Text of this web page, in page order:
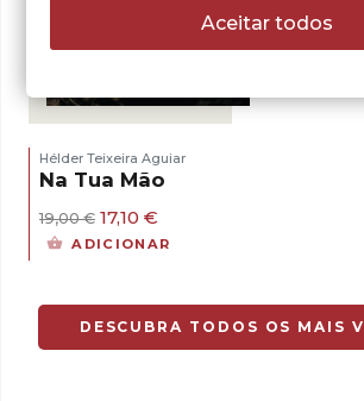
Hélder Teixeira Aguiar
Na Tua Mão
19,00€ O
preço
17,10 €
preço
ADICIONAR
DESCUBRA TODOS OS MAIS
Aceitar todos